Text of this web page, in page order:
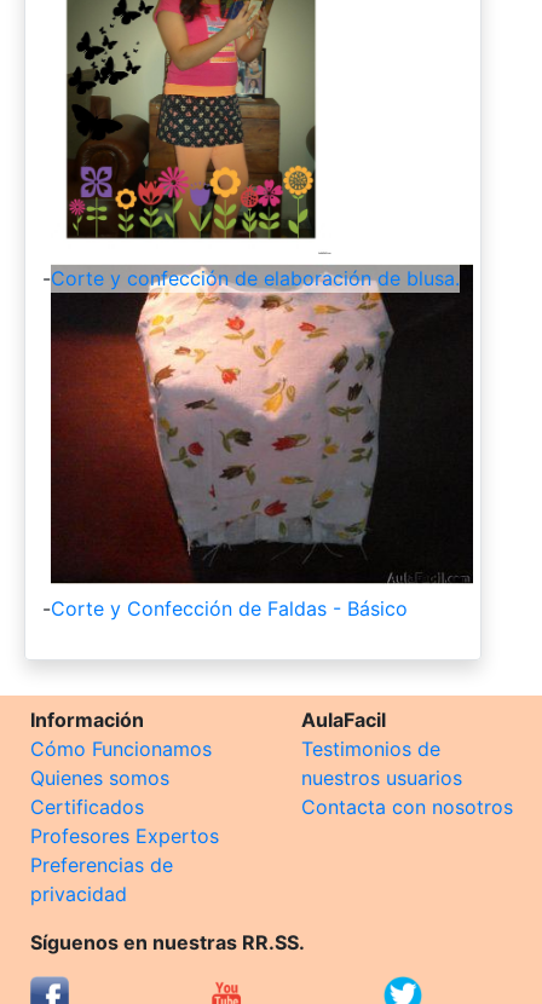
-Corte y confección de elaboración de blusa.
-Corte y Confección de Faldas - Básico
Información
Cómo Funcionamos
Quienes somos
Certificados
Profesores Expertos
Preferencias de
privacidad
AulaFacil
Testimonios de
nuestros usuarios
Contacta con nosotros
Síguenos en nuestras RR.SS.